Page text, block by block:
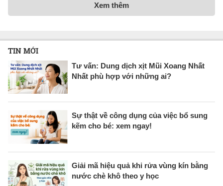
Xem thêm
TIN MỚI
Tư vấn: Dung dịch xịt Mũi Xoang Nhất
Nhất phù hợp với những ai?
Sự thật về công dụng của việc bổ sung
kẽm cho bé: xem ngay!
Giải mã hiệu quả khi rửa vùng kín bằng
nước chè khô theo y học